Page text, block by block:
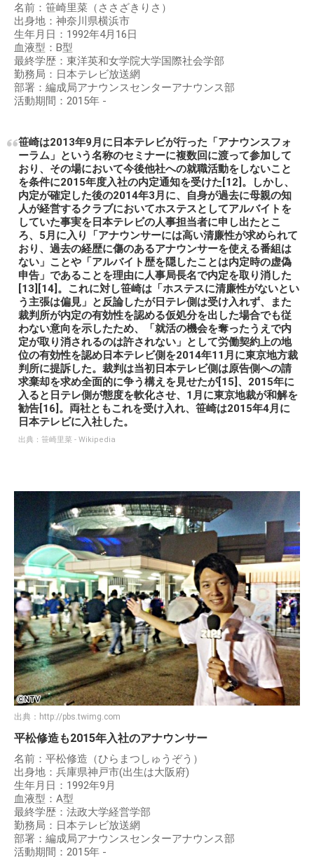
名前：笹崎里菜（ささざきりさ）
出身地：神奈川県横浜市
生年月日：1992年4月16日
血液型：B型
最終学歴：東洋英和女学院大学国際社会学部
勤務局：日本テレビ放送網
部署：編成局アナウンスセンターアナウンス部
活動期間：2015年 -
笹崎は2013年9月に日本テレビが行った「アナウンスフォ
ーラム」という名称のセミナーに複数回に渡って参加して
おり、その場において今後他社への就職活動をしないこと
を条件に2015年度入社の内定通知を受けた[12]。しかし、
内定が確定した後の2014年3月に、自身が過去に母親の知
人が経営するクラブにおいてホステスとしてアルバイトを
していた事実を日本テレビの人事担当者に申し出たとこ
ろ、5月に入り「アナウンサーには高い清廉性が求められて
おり、過去の経歴に傷のあるアナウンサーを使える番組は
ない」ことや「アルバイト歴を隠したことは内定時の虚偽
申告」であることを理由に人事局長名で内定を取り消した
[13][14]。これに対し笹崎は「ホステスに清廉性がないとい
う主張は偏見」と反論したが日テレ側は受け入れず、また
裁判所が内定の有効性を認める仮処分を出した場合でも従
わない意向を示したため、「就活の機会を奪ったうえで内
定が取り消されるのは許されない」として労働契約上の地
位の有効性を認め日本テレビ側を2014年11月に東京地方裁
判所に提訴した。裁判は当初日本テレビ側は原告側への請
求棄却を求め全面的に争う構えを見せたが[15]、2015年に
入ると日テレ側が態度を軟化させ、1月に東京地裁が和解を
勧告[16]。両社ともこれを受け入れ、笹崎は2015年4月に
日本テレビに入社した。
出典： 笹崎里菜 - Wikipedia
出典： http://pbs.twimg.com
平松修造も2015年入社のアナウンサー
名前：平松修造（ひらまつしゅうぞう）
出身地：兵庫県神戸市(出生は大阪府)
生年月日：1992年9月
血液型：A型
最終学歴：法政大学経営学部
勤務局：日本テレビ放送網
部署：編成局アナウンスセンターアナウンス部
活動期間：2015年 -